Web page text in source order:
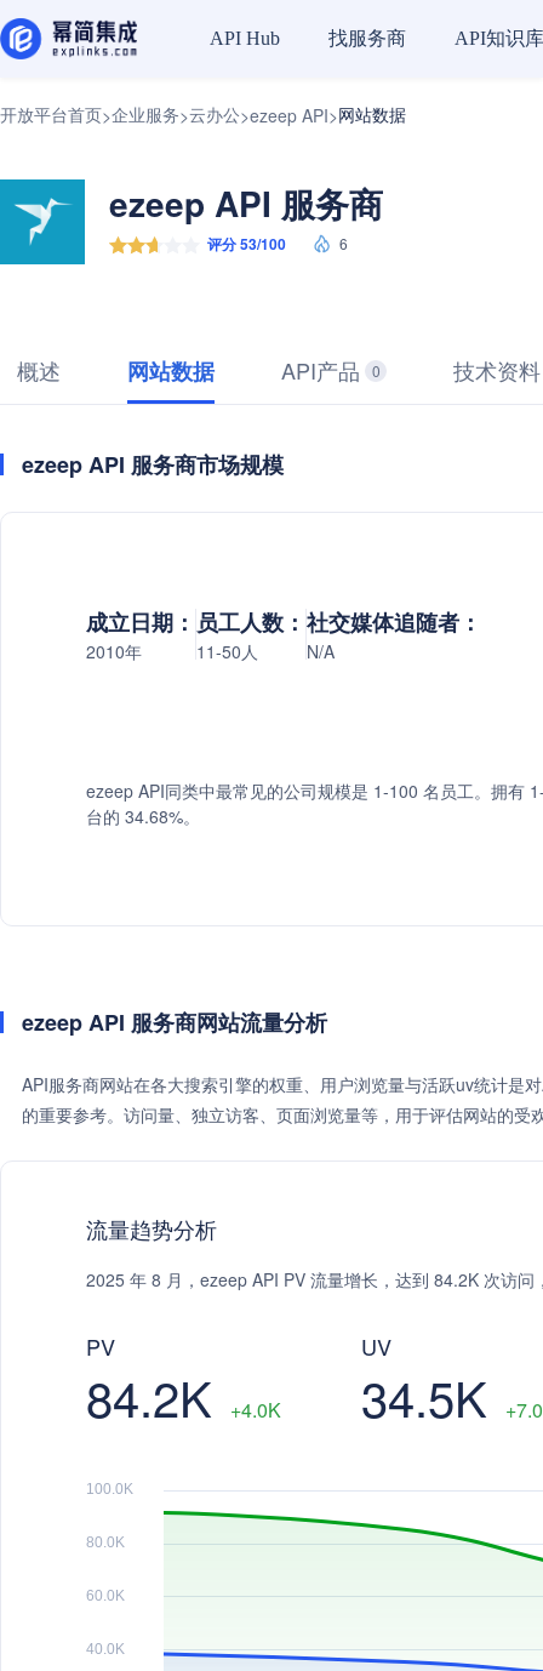
API Hub 找服务商 API知识库
开放平台首页>企业服务>云办公>ezeep API>网站数据
ezeep API 服务商
评分 53/100 6
概述 网站数据 API产品 0 技术资料
ezeep API 服务商市场规模
成立日期：
2010年
员工人数：
11-50人
社交媒体追随者：
N/A
ezeep API同类中最常见的公司规模是 1-100 名员工。拥有
台的 34.68%。
ezeep API 服务商网站流量分析
API服务商网站在各大搜索引擎的权重、用户浏览量与活跃uv统计是
的重要参考。访问量、独立访客、页面浏览量等，用于评估网站的
流量趋势分析
2025 年 8 月，ezeep API PV 流量增长，达到 84.2K 次访
PV
84.2K +4.0K
UV
34.5K